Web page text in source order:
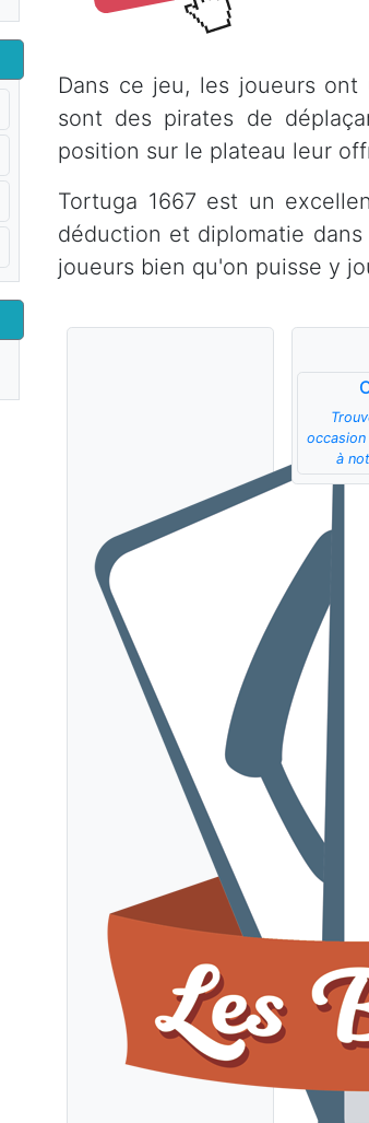
Dans ce jeu, les joueurs
sont des pirates de
position sur le plateau leur
Tortuga 1667 est un
déduction et diplomatie
joueurs bien qu'on puisse y
à